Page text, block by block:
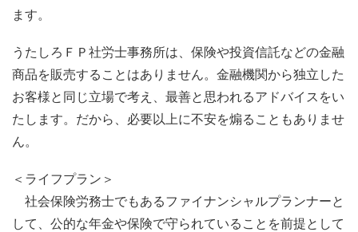
ます。
うたしろＦＰ社労士事務所は、保険や投資信託などの金融
商品を販売することはありません。金融機関から独立した
お客様と同じ立場で考え、最善と思われるアドバイスをい
たします。だから、必要以上に不安を煽ることもありませ
ん。
＜ライフプラン＞
社会保険労務士でもあるファイナンシャルプランナーと
して、公的な年金や保険で守られていることを前提として